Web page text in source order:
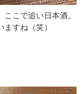
こで追い日本酒。
すね（笑）